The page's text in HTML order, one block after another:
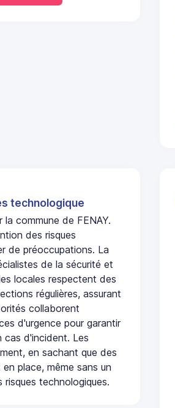
technologique
commune de FENAY.
des risques
de préoccupations. La
de la sécurité et
locales respectent des
régulières, assurant
collaborent
d'urgence pour garantir
cas d'incident. Les
en sachant que des
place, même sans un
technologiques.